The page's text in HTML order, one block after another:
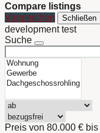
Compare listings
Vergleichen
Schließen
development test
Suche
Preis von 80.000 € bis